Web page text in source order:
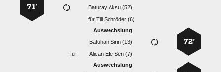
  
für  
71’
72’
Auswechslung
  
für
   
Auswechslung